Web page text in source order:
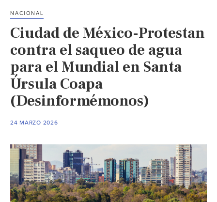
San
bloquean
Periférico
de
Puebla)
NACIONAL
Ciudad de México-Protestan
contra el saqueo de agua
para el Mundial en Santa
Úrsula Coapa
(Desinformémonos)
24 MARZO 2026